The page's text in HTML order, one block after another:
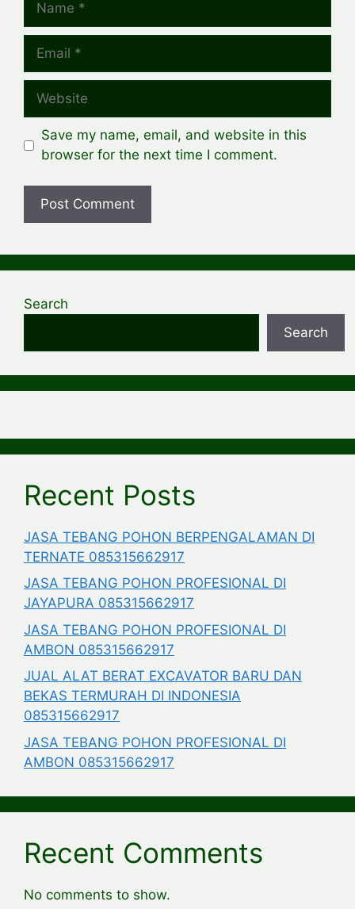
Email
Website
Save my name, email, and website in this
browser for the next time I comment.
Search
Search
Recent Posts
JASA TEBANG POHON BERPENGALAMAN DI
TERNATE 085315662917
JASA TEBANG POHON PROFESIONAL DI
JAYAPURA 085315662917
JASA TEBANG POHON PROFESIONAL DI
AMBON 085315662917
JUAL ALAT BERAT EXCAVATOR BARU DAN
BEKAS TERMURAH DI INDONESIA
085315662917
JASA TEBANG POHON PROFESIONAL DI
AMBON 085315662917
Recent Comments
No comments to show.